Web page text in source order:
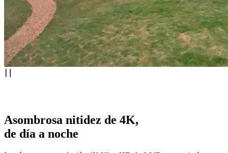
Asombrosa nitidez de 4K,
de día a noche